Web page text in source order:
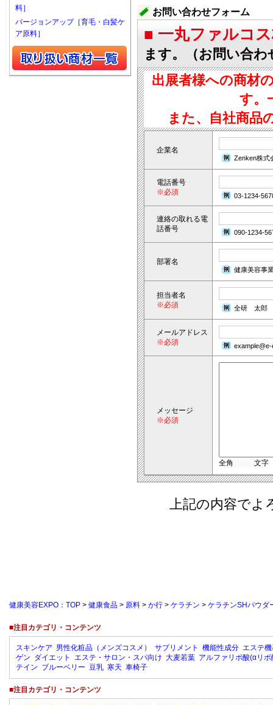
お問い合わせフォーム
■ 一丸ファルコ
ます。（お問い合わ
出展者様への商材
す。
また、自社商品
企業名
Zenken株式
電話番号
※必須
03-1234-
連絡の取れる電
話番号
090-1234-
部署名
健康美容事
担当者名
※必須
全研 太郎
メールアドレス
※必須
メッセージ
※必須
全角 文字
上記の内容でよ
料］
バージョンアップ［育毛・白髪ケ
ア原料］
健康美容EXPO：TOP > 健康食品 > 原料 > か行 > ケラチン > ケラチンSHパウダ
■注目カテゴリ・コンテンツ
スキンケア 男性化粧品（メンズコスメ） サプリメント 機能性成分 エステ
ゲン ダイエット エステ・サロン・スパ向け 大麦若葉 アルファリポ酸(αリポ
テイン ブルーベリー 豆乳 寒天 車椅子
■注目カテゴリ・コンテンツ